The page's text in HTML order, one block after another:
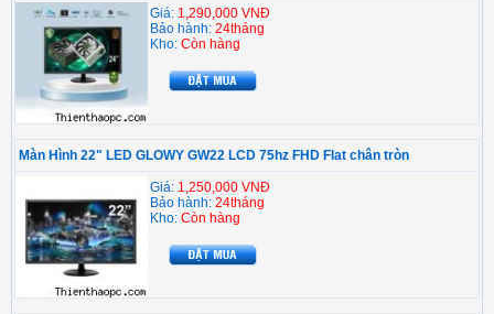
Giá: 1,290,000 VNĐ
Bảo hành: 24tháng
Kho: Còn hàng
Màn Hình 22" LED GLOWY GW22 LCD 75hz FHD Flat chân tròn
Giá: 1,250,000 VNĐ
Bảo hành: 24tháng
Kho: Còn hàng